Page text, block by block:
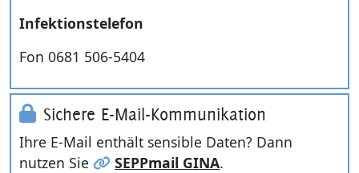
Infektionstelefon
Fon 0681 506-5404
Sichere E-Mail-Kommunikation
Ihre E-Mail enthält sensible Daten? Dann
nutzen Sie
SEPPmail GINA.